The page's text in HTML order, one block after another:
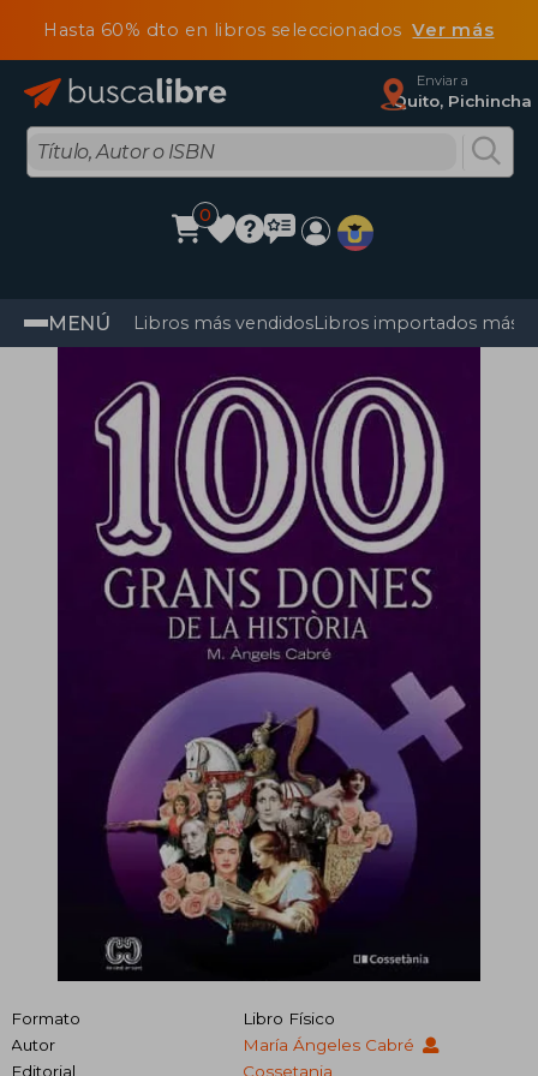
Hasta 60% dto en libros seleccionadosVer más
Enviar a
Quito, Pichincha
0
MENÚ Libros más vendidosLibros importados más
Formato
Libro Físico
Autor
María Ángeles Cabré
Editorial
Cossetania